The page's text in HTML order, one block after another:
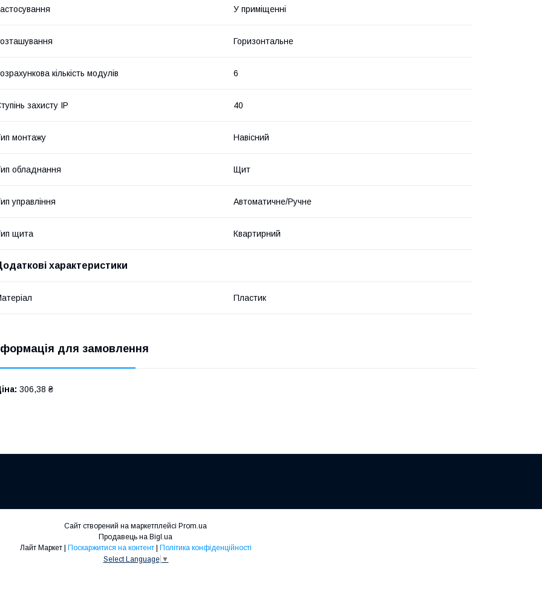
У приміщенні
Горизонтальне
кількість модулів 6
захисту IP 40
монтажу Навісний
обладнання Щит
управління Автоматичне/Ручне
щита Квартирний
характеристики
Пластик
для замовлення
306,38 ₴
Сайт створений на маркетплейсі Prom.ua
Продавець на Bigl.ua
Лайт Маркет | Поскаржитися на контент | Політика конфіденційності
Select Language ▼